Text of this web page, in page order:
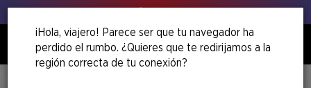
0
¡Hola, viajero! Parece ser que tu navegador ha
perdido el rumbo. ¿Quieres que te redirijamos a la
región correcta de tu conexión?